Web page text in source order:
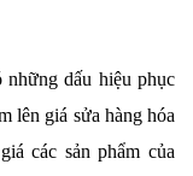
những dấu hiệu phục
lên giá sửa hàng hóa
các sản phẩm của